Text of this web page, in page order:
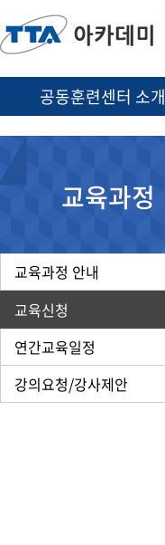
공동훈련센터 소개
교육과정
교육과정 안내
교육신청
연간교육일정
강의요청/강사제안